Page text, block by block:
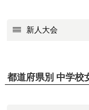
新人大会
都道府県別 中学校